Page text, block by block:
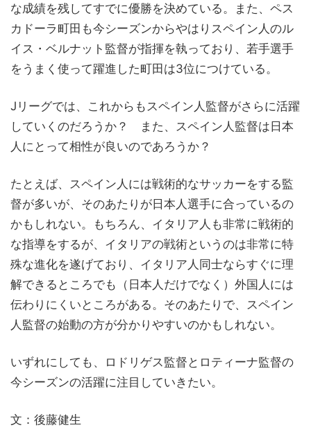
な成績を残してすでに優勝を決めている。また、ペス
カドーラ町田も今シーズンからやはりスペイン人のル
イス・ベルナット監督が指揮を執っており、若手選手
をうまく使って躍進した町田は3位につけている。
Jリーグでは、これからもスペイン人監督がさらに活躍
していくのだろうか？ また、スペイン人監督は日本
人にとって相性が良いのであろうか？
たとえば、スペイン人には戦術的なサッカーをする監
督が多いが、そのあたりが日本人選手に合っているの
かもしれない。もちろん、イタリア人も非常に戦術的
な指導をするが、イタリアの戦術というのは非常に特
殊な進化を遂げており、イタリア人同士ならすぐに理
解できるところでも（日本人だけでなく）外国人には
伝わりにくいところがある。そのあたりで、スペイン
人監督の始動の方が分かりやすいのかもしれない。
いずれにしても、ロドリゲス監督とロティーナ監督の
今シーズンの活躍に注目していきたい。
文：後藤健生